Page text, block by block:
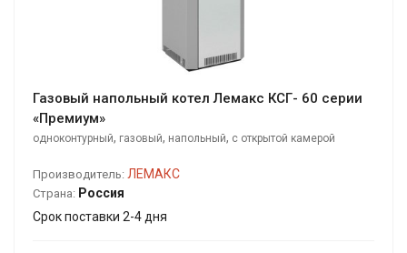
Газовый напольный котел Лемакс КСГ- 60 серии
«Премиум»
одноконтурный, газовый, напольный, с открытой камерой
Производитель: ЛЕМАКС
Страна: Россия
Срок поставки 2-4 дня